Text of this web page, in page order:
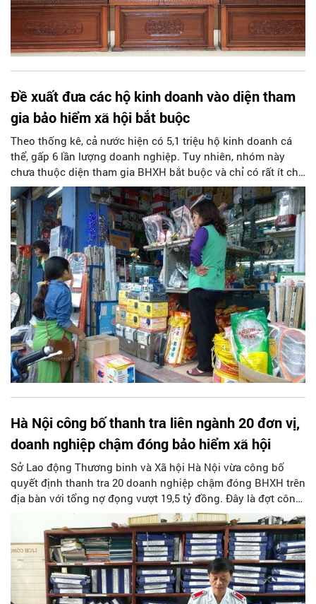
Đề xuất đưa các hộ kinh doanh vào diện tham
gia bảo hiểm xã hội bắt buộc
Theo thống kê, cả nước hiện có 5,1 triệu hộ kinh doanh cá
thể, gấp 6 lần lượng doanh nghiệp. Tuy nhiên, nhóm này
chưa thuộc diện tham gia BHXH bắt buộc và chỉ có rất ít chủ
hộ kinh doanh cá thể thể hiện đang tham gia BHXH tự
nguyện.
Hà Nội công bố thanh tra liên ngành 20 đơn vị,
doanh nghiệp chậm đóng bảo hiểm xã hội
Sở Lao động Thương binh và Xã hội Hà Nội vừa công bố
quyết định thanh tra 20 doanh nghiệp chậm đóng BHXH trên
địa bàn với tổng nợ đọng vượt 19,5 tỷ đồng. Đây là đợt công
bố quyết định thanh tra liên ngành về BHXH đầu tiên của
thành phố Hà Nội trong năm 2023.